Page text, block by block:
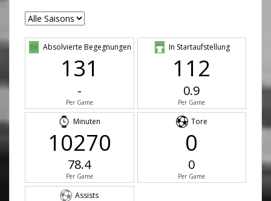
Absolvierte Begegnungen
131
-
Per Game
In Startaufstellung
112
0.9
Per Game
Minuten
10270
78.4
Per Game
Tore
0
0
Per Game
Assists